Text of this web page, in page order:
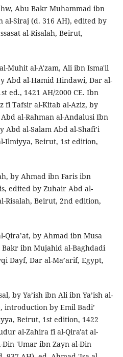
Abu Bakr Muhammad ibn
al-Siraj (d. 316 AH), edited by
al-Risalah, Beirut,
Muhit al-A'zam, Ali ibn Isma'il
Abd al-Hamid Hindawi, Dar al-
ed., 1421 AH/2000 CE. Ibn
fi Tafsir al-Kitab al-Aziz, by
al-Rahman al-Andalusi Ibn
Abd al-Salam Abd al-Shafi’i
Ilmiyya, Beirut, 1st edition,
by Ahmad ibn Faris ibn
edited by Zuhair Abd al-
Risalah, Beirut, 2nd edition,
Qira’at, by Ahmad ibn Musa
ibn Mujahid al-Baghdadi
Dayf, Dar al-Ma’arif, Egypt,
by Ya’ish ibn Ali ibn Ya’ish al-
introduction by Emil Badi’
Beirut, 1st edition, 1422
al-Zahira fi al-Qira'at al-
'Umar ibn Zayn al-Din